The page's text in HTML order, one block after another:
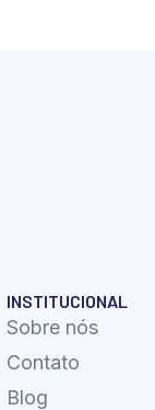
INSTITUCIONAL
Sobre nós
Contato
Blog